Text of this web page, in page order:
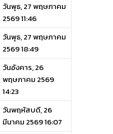
วันพุธ, 27 พฤษภาคม
2569 11:46
วันพุธ, 27 พฤษภาคม
2569 18:49
วันอังคาร, 26
พฤษภาคม 2569
14:23
วันพฤหัสบดี, 26
มีนาคม 2569 16:07